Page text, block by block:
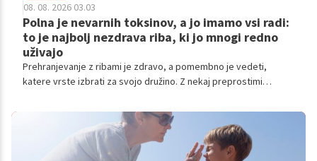
08. 08. 2026 03.03
Polna je nevarnih toksinov, a jo imamo vsi radi:
to je najbolj nezdrava riba, ki jo mnogi redno
uživajo
Prehranjevanje z ribami je zdravo, a pomembno je vedeti,
katere vrste izbrati za svojo družino. Z nekaj preprostimi
okusnih in zares varnih morskih dobrotah za boljše počutje.